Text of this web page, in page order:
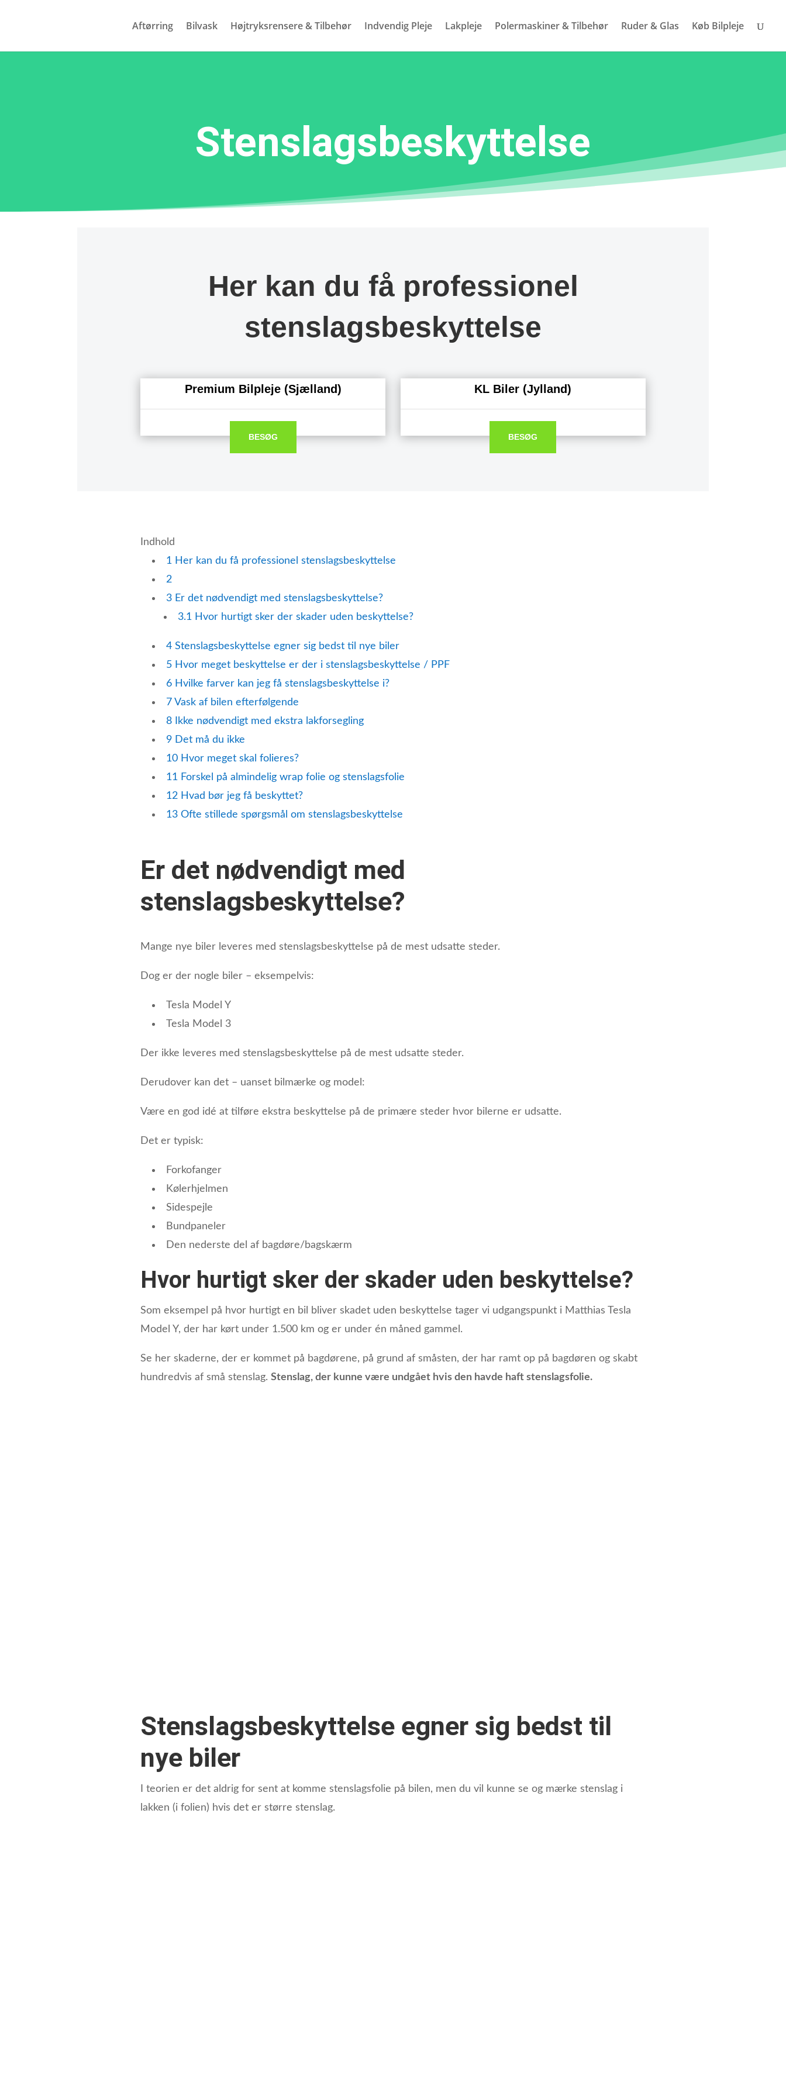
Aftørring Bilvask Højtryksrensere & Tilbehør Indvendig Pleje Lakpleje Polermaskiner & Tilbehør Ruder & Glas Køb Bilpleje
Stenslagsbeskyttelse
Her kan du få professionel
stenslagsbeskyttelse
Premium Bilpleje (Sjælland)
BESØG
KL Biler (Jylland)
BESØG
Indhold
1 Her kan du få professionel stenslagsbeskyttelse
2
3 Er det nødvendigt med stenslagsbeskyttelse?
3.1 Hvor hurtigt sker der skader uden beskyttelse?
4 Stenslagsbeskyttelse egner sig bedst til nye biler
5 Hvor meget beskyttelse er der i stenslagsbeskyttelse / PPF
6 Hvilke farver kan jeg få stenslagsbeskyttelse i?
7 Vask af bilen efterfølgende
8 Ikke nødvendigt med ekstra lakforsegling
9 Det må du ikke
10 Hvor meget skal folieres?
11 Forskel på almindelig wrap folie og stenslagsfolie
12 Hvad bør jeg få beskyttet?
13 Ofte stillede spørgsmål om stenslagsbeskyttelse
Er det nødvendigt med
stenslagsbeskyttelse?
Mange nye biler leveres med stenslagsbeskyttelse på de mest udsatte steder.
Dog er der nogle biler – eksempelvis:
Tesla Model Y
Tesla Model 3
Der ikke leveres med stenslagsbeskyttelse på de mest udsatte steder.
Derudover kan det – uanset bilmærke og model:
Være en god idé at tilføre ekstra beskyttelse på de primære steder hvor bilerne er udsatte.
Det er typisk:
Forkofanger
Kølerhjelmen
Sidespejle
Bundpaneler
Den nederste del af bagdøre/bagskærm
Hvor hurtigt sker der skader uden beskyttelse?
Som eksempel på hvor hurtigt en bil bliver skadet uden beskyttelse tager vi udgangspunkt i Matthias Tesla
Model Y, der har kørt under 1.500 km og er under én måned gammel.
Se her skaderne, der er kommet på bagdørene, på grund af småsten, der har ramt op på bagdøren og skabt
hundredvis af små stenslag. Stenslag, der kunne være undgået hvis den havde haft stenslagsfolie.
Stenslagsbeskyttelse egner sig bedst til
nye biler
I teorien er det aldrig for sent at komme stenslagsfolie på bilen, men du vil kunne se og mærke stenslag i
lakken (i folien) hvis det er større stenslag.